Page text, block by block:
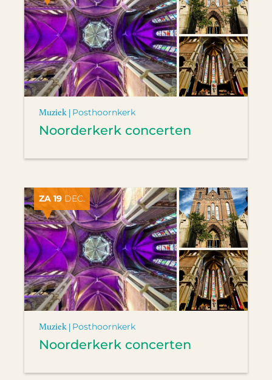
Muziek | Posthoornkerk
Noorderkerk concerten
ZA 19 DEC.
Muziek | Posthoornkerk
Noorderkerk concerten